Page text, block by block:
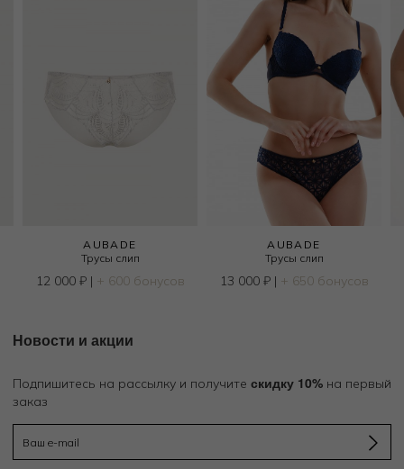
AUBADE
Трусы слип
12 000 ₽| + 600 бонусов
AUBADE
Трусы слип
13 000 ₽| + 650 бонусов
Новости и акции
Подпишитесь на рассылку и получите скидку 10% на первый
заказ